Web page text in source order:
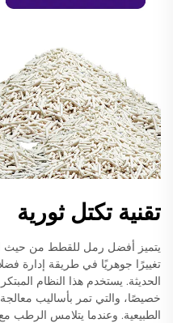
تقنية تكتل ثورية
يتميز أفضل رمل للقطط من حيث
تغييرًا جوهريًا في طريقة إدارة
الحديثة. يستخدم هذا النظام
خصيصًا، والتي تمر بأساليب معالجة
الطبيعية. وعندما يتلامس الرطب